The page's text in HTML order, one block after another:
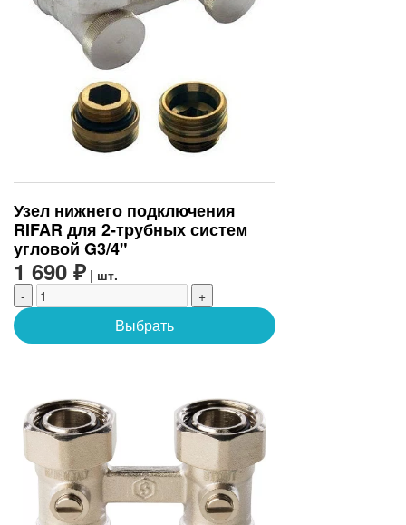
Узел нижнего подключения
RIFAR для 2-трубных систем
угловой G3/4"
1 690 ₽ | шт.
-
+
Выбрать